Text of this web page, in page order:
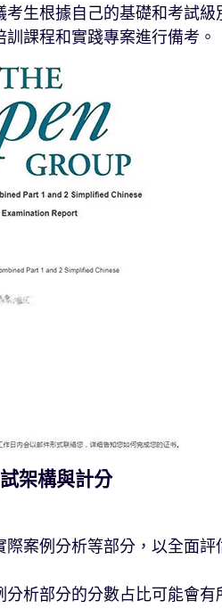
生根據自己的基礎和考試
課程和實踐專案進行備考。
架構與計分
案例分析等部分，以全面評
析部分的分數占比可能會